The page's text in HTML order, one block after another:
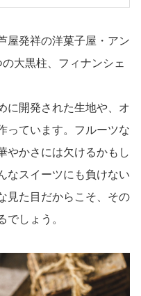
屋発祥の洋菓子屋・アン
大黒柱、フィナンシェ
に開発された生地や、オ
っています。フルーツな
やかさには欠けるかもし
なスイーツにも負けない
見た目だからこそ、その
でしょう。